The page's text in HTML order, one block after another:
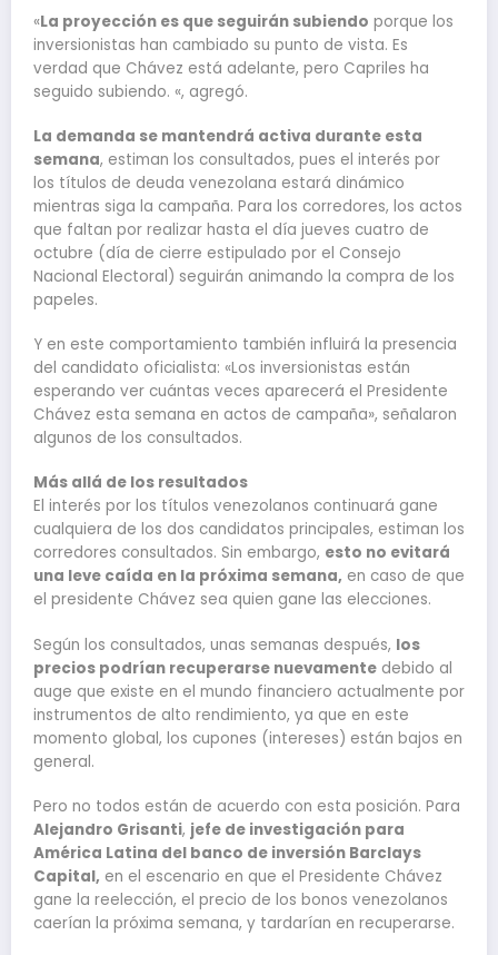
«La proyección es que seguirán subiendo porque los
inversionistas han cambiado su punto de vista. Es
verdad que Chávez está adelante, pero Capriles ha
seguido subiendo. «, agregó.
La demanda se mantendrá activa durante esta
semana, estiman los consultados, pues el interés por
los títulos de deuda venezolana estará dinámico
mientras siga la campaña. Para los corredores, los actos
que faltan por realizar hasta el día jueves cuatro de
octubre (día de cierre estipulado por el Consejo
Nacional Electoral) seguirán animando la compra de los
papeles.
Y en este comportamiento también influirá la presencia
del candidato oficialista: «Los inversionistas están
esperando ver cuántas veces aparecerá el Presidente
Chávez esta semana en actos de campaña», señalaron
algunos de los consultados.
Más allá de los resultados
El interés por los títulos venezolanos continuará gane
cualquiera de los dos candidatos principales, estiman los
corredores consultados. Sin embargo, esto no evitará
una leve caída en la próxima semana, en caso de que
el presidente Chávez sea quien gane las elecciones.
Según los consultados, unas semanas después, los
precios podrían recuperarse nuevamente debido al
auge que existe en el mundo financiero actualmente por
instrumentos de alto rendimiento, ya que en este
momento global, los cupones (intereses) están bajos en
general.
Pero no todos están de acuerdo con esta posición. Para
Alejandro Grisanti, jefe de investigación para
América Latina del banco de inversión Barclays
Capital, en el escenario en que el Presidente Chávez
gane la reelección, el precio de los bonos venezolanos
caerían la próxima semana, y tardarían en recuperarse.